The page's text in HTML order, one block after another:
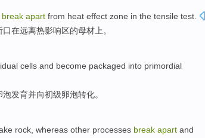
break apart from heat effect zone in the tensile test
口在远离热影响区的母材上。
cells and become packaged into primordial
泡发育并向初级卵泡转化。
rock whereas other processes break apart and